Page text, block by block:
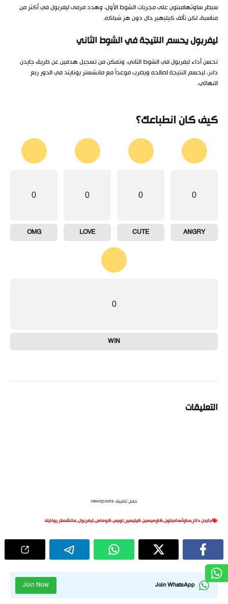
سيطر ساوثهامبتون على مجريات الشوط الأول، وهدد مرمى ليفربول في أكثر من
مناسبة، لكن تألق كيليهير حال دون هز شباكه.
ليفربول يحسم النتيجة في الشوط الثاني
تحسن أداء ليفربول في الشوط الثاني، وتمكن من تسجيل هدفين عن طريق جايدن
دانز، ليحسم النتيجة لصالحه ويضرب موعداً مع مانشستر يونايتد في الدور ربع
النهائي.
كيف كان انطباعك؟
0
ANGRY
0
CUTE
0
LOVE
0
OMG
0
WIN
التعليقات
حمل تطبيق newspoots
جايدن دانز,ساوثهامبتون,كاوميهين كيليهير,لويس كوماس,ليفربول,مانشستر يونايتد
Join WhatsApp
Join Now